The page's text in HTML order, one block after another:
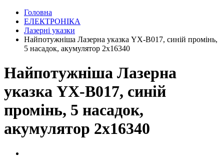
Головна
ЕЛЕКТРОНІКА
Лазерні указки
Найпотужніша Лазерна указка YX-B017, синій промінь,
5 насадок, акумулятор 2х16340
Найпотужніша Лазерна
указка YX-B017, синій
промінь, 5 насадок,
акумулятор 2х16340